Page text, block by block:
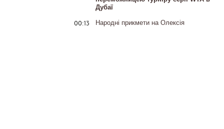
Дубаї
00:13 Народні прикмети на Олексія